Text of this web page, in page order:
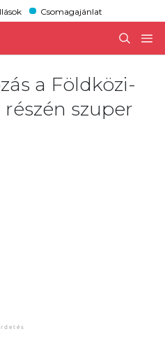
Csomagajánlat
a Földközi-
szuper